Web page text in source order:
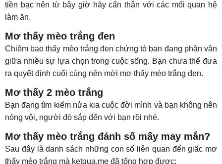
tiền bạc nên từ bây giờ hãy cẩn thận với các mối quan hệ
làm ăn.
Mơ thấy mèo trắng đen
Chiêm bao thấy mèo trắng đen chứng tỏ bạn đang phân vân
giữa nhiều sự lựa chọn trong cuộc sống. Bạn chưa thể đưa
ra quyết định cuối cùng nên mới mơ thấy mèo trắng đen.
Mơ thấy 2 mèo trắng
Bạn đang tìm kiếm nửa kia cuộc đời mình và bạn không nên
nóng vội, người đó sắp đến với bạn rồi nhé.
Mơ thấy mèo trắng đánh số mấy may mắn?
Sau đây là danh sách những con số liên quan đến giấc mơ
thấy mèo trắng mà ketqua.me đã tổng hợp được: